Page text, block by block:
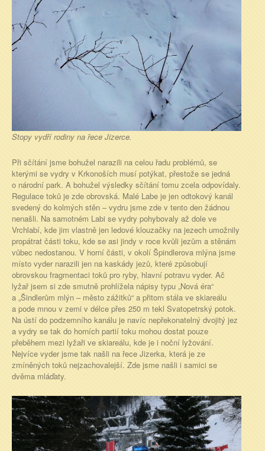
Stopy vydří rodiny na řece Jizerce.
Při sčítání jsme bohužel narazili na celou řadu problémů, se
kterými se vydry v Krkonoších musí potýkat, přestože se jedná
o národní park. A bohužel výsledky sčítání tomu zcela odpovídaly.
Regulace toků je zde obrovská. Malé Labe je jen odtokový kanál
svedený do kolmých stěn – vydru jsme zde v tento den žádnou
nenašli. Na samotném Labi se vydry pohybovaly až dole ve
Vrchlabí, kde jim vlastně jen ledové klouzačky na jezech umožnily
propátrat části toku, kde se asi jindy v roce kvůli jezům a stěnám
vůbec nedostanou. V horní části, v okolí Špindlerova mlýna jsme
místo vyder narazili jen na kaskády jezů, které způsobují
obrovskou fragmentaci toků pro ryby, hlavní potravu vyder. Ač
lyžař jsem si zde smutně prohlížela nápisy typu „Nová éra“
a „Šindlerům mlýn – město zážitků“ a přitom stála ve skiareálu
a pode mnou v zemi v délce přes 250 m tekl Svatopetrský potok.
Na ústí do podzemního kanálu je navíc nepřekonatelný dvojitý jez
a vydry se tak do horních partií toku mohou dostat pouze
přeběhem mezi lyžaři ve skiareálu, kde je i noční lyžování.
Nejvíce vyder jsme tak našli na řece Jizerka, která je ze
zmíněných toků nejzachovalejší. Zde jsme našli i samici se
dvěma mláďaty.